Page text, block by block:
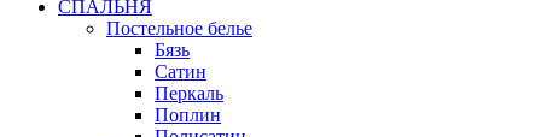
СПАЛЬНЯ
Постельное белье
Бязь
Сатин
Перкаль
Поплин